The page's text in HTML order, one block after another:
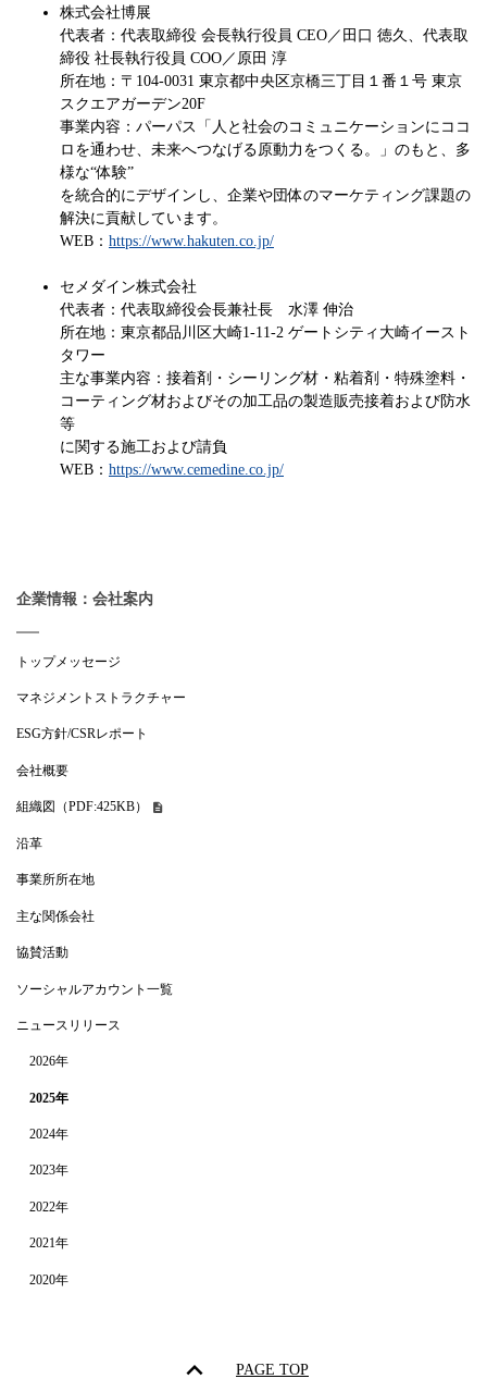
株式会社博展
代表者：代表取締役 会長執行役員 CEO／田口 徳久、代表取
締役 社長執行役員 COO／原田 淳
所在地：〒104-0031 東京都中央区京橋三丁目１番１号 東京
スクエアガーデン20F
事業内容：パーパス「人と社会のコミュニケーションにココ
ロを通わせ、未来へつなげる原動力をつくる。」のもと、多
様な“体験”
を統合的にデザインし、企業や団体のマーケティング課題の
解決に貢献しています。
WEB： https://www.hakuten.co.jp/
セメダイン株式会社
代表者：代表取締役会長兼社長 水澤 伸治
所在地：東京都品川区大崎1-11-2 ゲートシティ大崎イースト
タワー
主な事業内容：接着剤・シーリング材・粘着剤・特殊塗料・
コーティング材およびその加工品の製造販売接着および防水
等
に関する施工および請負
WEB： https://www.cemedine.co.jp/
企業情報：会社案内
トップメッセージ
マネジメントストラクチャー
ESG方針/CSRレポート
会社概要
組織図（PDF:425KB）
沿革
事業所所在地
主な関係会社
協賛活動
ソーシャルアカウント一覧
ニュースリリース
2026年
2025年
2024年
2023年
2022年
2021年
2020年
PAGE TOP